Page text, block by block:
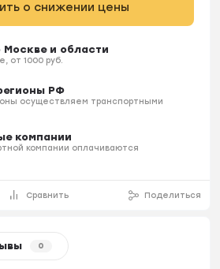
о снижении цены
Москве и области
от 1000 руб.
РФ
осуществляем транспортными
компании
компании оплачиваются
Сравнить Поделиться
0